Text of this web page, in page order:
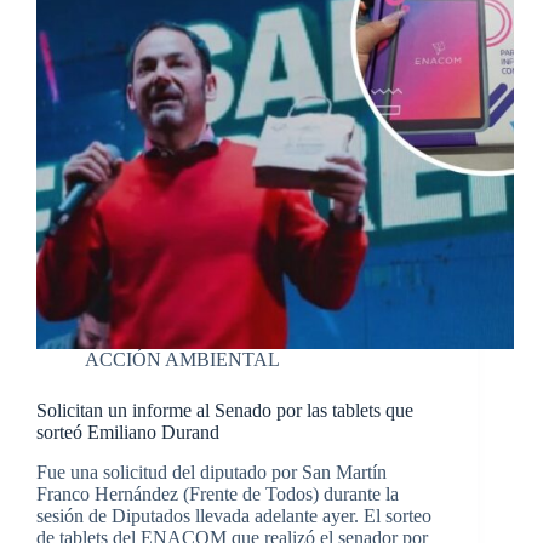
ACCIÓN AMBIENTAL
Solicitan un informe al Senado por las tablets que
sorteó Emiliano Durand
Fue una solicitud del diputado por San Martín
Franco Hernández (Frente de Todos) durante la
sesión de Diputados llevada adelante ayer. El sorteo
de tablets del ENACOM que realizó el senador por